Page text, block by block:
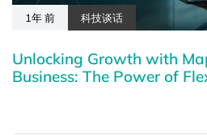
1年 前 科技谈话
Unlocking Growth with
Business: The Power of